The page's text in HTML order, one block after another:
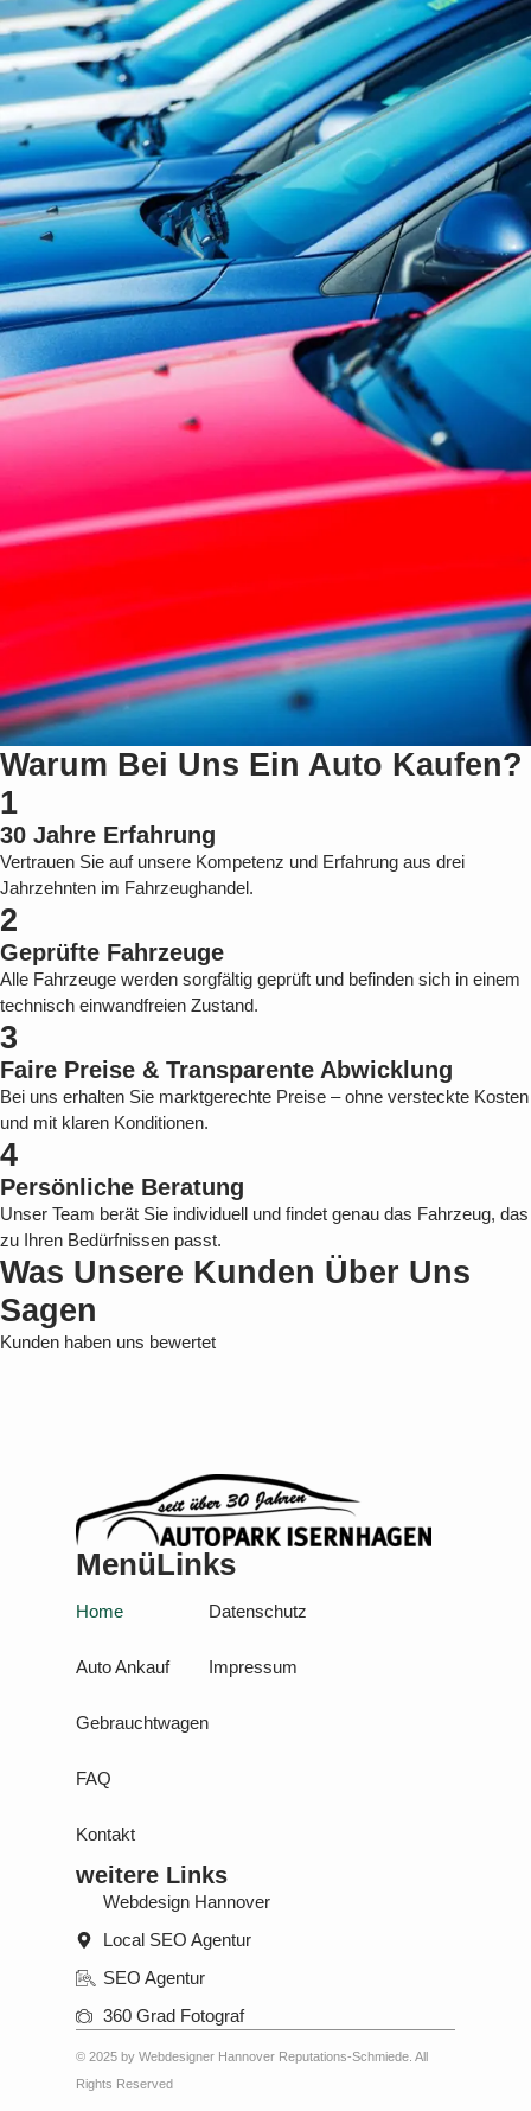
Warum Bei Uns Ein Auto Kaufen?
1
30 Jahre Erfahrung
Vertrauen Sie auf unsere Kompetenz und Erfahrung aus drei
Jahrzehnten im Fahrzeughandel.
2
Geprüfte Fahrzeuge
Alle Fahrzeuge werden sorgfältig geprüft und befinden sich in einem
technisch einwandfreien Zustand.
3
Faire Preise & Transparente Abwicklung
Bei uns erhalten Sie marktgerechte Preise – ohne versteckte Kosten
und mit klaren Konditionen.
4
Persönliche Beratung
Unser Team berät Sie individuell und findet genau das Fahrzeug, das
zu Ihren Bedürfnissen passt.
Was Unsere Kunden Über Uns
Sagen
Kunden haben uns bewertet
MenüLinks
Home
Auto Ankauf
Gebrauchtwagen
FAQ
Kontakt
Datenschutz
Impressum
weitere Links
Webdesign Hannover
Local SEO Agentur
SEO Agentur
360 Grad Fotograf
© 2025 by Webdesigner Hannover Reputations-Schmiede. All
Rights Reserved